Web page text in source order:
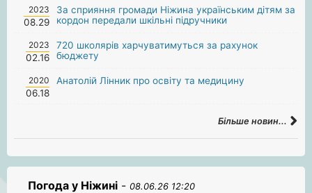
2023
08.29
За сприяння громади Ніжина українським дітям за
кордон передали шкільні підручники
2023
02.16
720 школярів харчуватимуться за рахунок
бюджету
2020
06.18
Анатолій Лінник про освіту та медицину
Більше новин...
Погода у Ніжині - 08.06.26 12:20